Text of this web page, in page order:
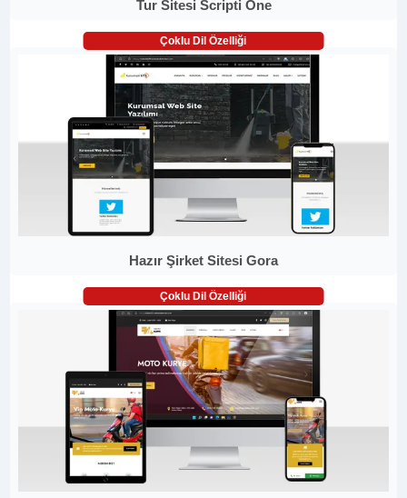
Tur Sitesi Scripti One
Çoklu Dil Özelliği
Hazır Şirket Sitesi Gora
Çoklu Dil Özelliği